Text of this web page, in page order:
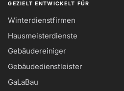
GEZIELT ENTWICKELT FÜR
Winterdienstfirmen
Hausmeisterdienste
Gebäudereiniger
Gebäudedienstleister
GaLaBau